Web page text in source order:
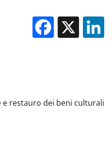
X
e restauro dei beni culturali